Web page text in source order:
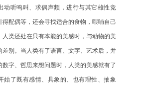
动听鸣叫、求偶声频，进行与其它雄性竞
得配偶等，还会寻找适合的食物，喂哺自己
人类还处在只有本能的美感时，与动物的美
差别。当人类有了语言、文字、艺术后，并
数字、哲思来想问题时，人类的美感就有了
始了既有感情、具象的、也有理性、抽象